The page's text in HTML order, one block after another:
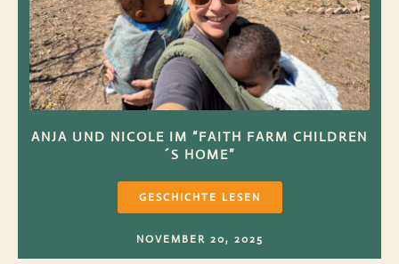
ANJA UND NICOLE IM “FAITH FARM CHILDREN
´S HOME”
GESCHICHTE LESEN
NOVEMBER 20, 2025